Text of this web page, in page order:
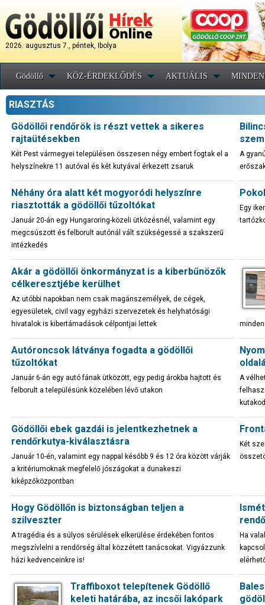
2026. augusztus 7., péntek, Ibolya
Gödöllő KÖZ-ÉRDEKLŐDÉS AKTUÁLIS
RIASZTÁS
Gödöllői rendőrök is részt vettek a sikeres
rajtaütésekben
Két Pest vármegyei településen összesen négy embert fogtak el a
helyszínekre 11 autóval és két kutyával érkezett zsaruk
A
Néhány óra alatt két mogyoródi helyszínre
riasztották a gödöllői tűzoltókat
Január 20-án egy Hungaroring-közeli ütközésnél, valamint egy
megcsúszott és felborult autónál vált szükségessé a szakszerű
intézkedés
Egy
Akár a gödöllői önkormányzat is a kiberbűnözők
célkeresztjébe kerülhet
Az utóbbi napokban nem csak magánszemélyek, de cégek,
egyesületek, civil vagy egyházi szervezetek és helyhatósági
hivatalok is kibertámadások célpontjai lettek
Autóroncsok látványa fogadta a gödöllői
tűzoltókat
Január 6-án egy autó fának ütközött, egy pedig árokba hajtott és
felborult a településünk közelében lévő utakon
A
Gödöllői ebek gazdái is jelentkezhetnek a
rendőrkutya-kiválasztásra
Január 10-én, valamint egy nappal később 9 és 12 óra között várják
a kritériumoknak megfelelő jószágokat a dunakeszi
kiképzőközpontban
Két
Hogy Gödöllőn is biztonságban teljen a
szilveszter
A tragédia és a súlyos sérülések elkerülése érdekében fontos
megszívlelni a rendőrség által közzétett tanácsokat. Vigyázzunk
házi kedvenceinkre is!
Ha
Traffiboxot telepítenek Gödöllő
keleti határába, az incsői lakópark